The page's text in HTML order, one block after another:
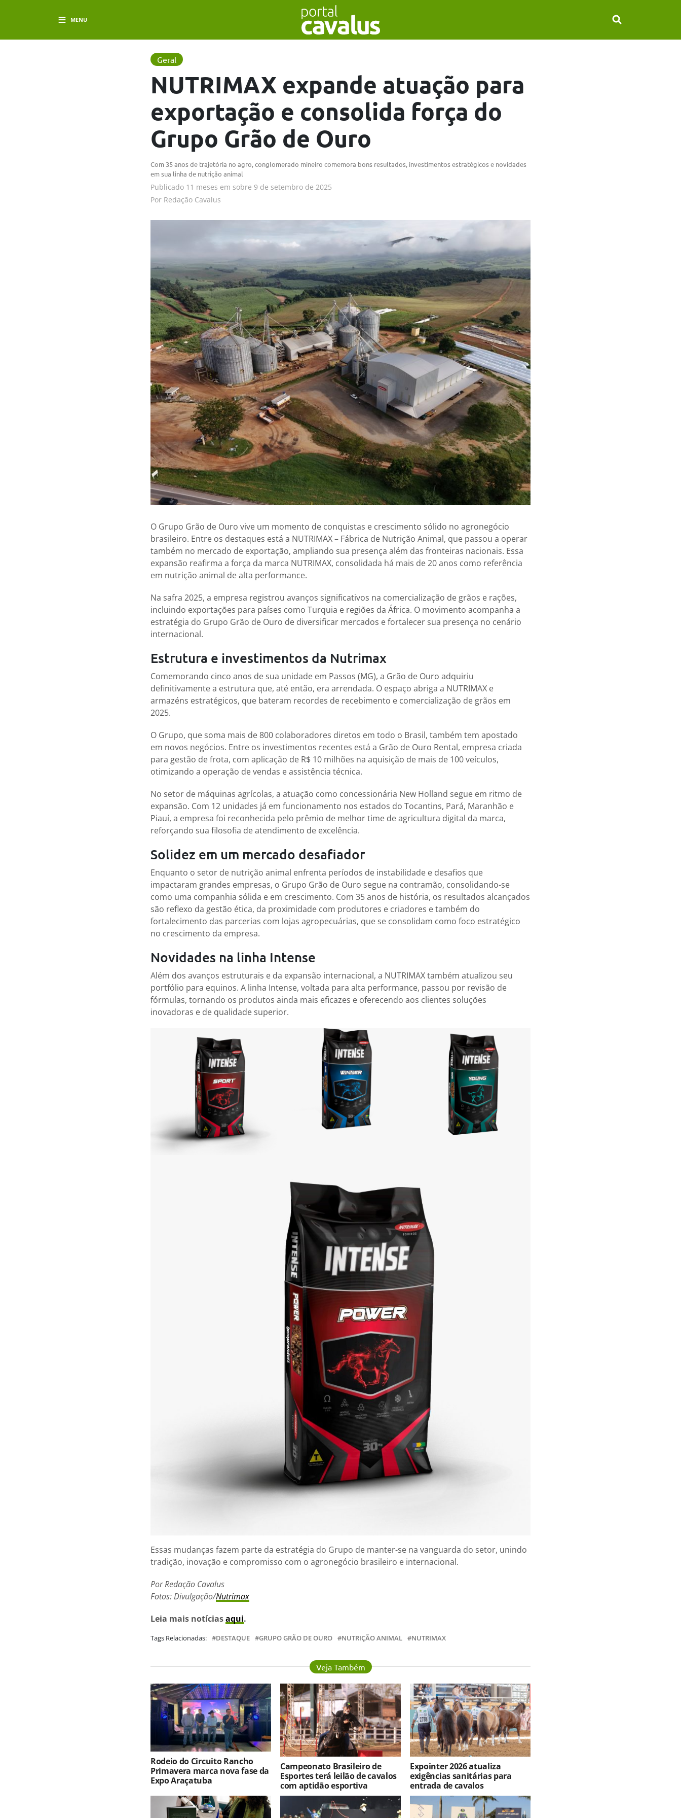
MENU
Geral
NUTRIMAX expande atuação para
exportação e consolida força do
Grupo Grão de Ouro
Com 35 anos de trajetória no agro, conglomerado mineiro comemora bons resultados, investimentos estratégicos e novidades
em sua linha de nutrição animal
Publicado 11 meses em sobre 9 de setembro de 2025
Por Redação Cavalus
O Grupo Grão de Ouro vive um momento de conquistas e crescimento sólido no agronegócio
brasileiro. Entre os destaques está a NUTRIMAX – Fábrica de Nutrição Animal, que passou a operar
também no mercado de exportação, ampliando sua presença além das fronteiras nacionais. Essa
expansão reafirma a força da marca NUTRIMAX, consolidada há mais de 20 anos como referência
em nutrição animal de alta performance.
Na safra 2025, a empresa registrou avanços significativos na comercialização de grãos e rações,
incluindo exportações para países como Turquia e regiões da África. O movimento acompanha a
estratégia do Grupo Grão de Ouro de diversificar mercados e fortalecer sua presença no cenário
internacional.
Estrutura e investimentos da Nutrimax
Comemorando cinco anos de sua unidade em Passos (MG), a Grão de Ouro adquiriu
definitivamente a estrutura que, até então, era arrendada. O espaço abriga a NUTRIMAX e
armazéns estratégicos, que bateram recordes de recebimento e comercialização de grãos em
2025.
O Grupo, que soma mais de 800 colaboradores diretos em todo o Brasil, também tem apostado
em novos negócios. Entre os investimentos recentes está a Grão de Ouro Rental, empresa criada
para gestão de frota, com aplicação de R$ 10 milhões na aquisição de mais de 100 veículos,
otimizando a operação de vendas e assistência técnica.
No setor de máquinas agrícolas, a atuação como concessionária New Holland segue em ritmo de
expansão. Com 12 unidades já em funcionamento nos estados do Tocantins, Pará, Maranhão e
Piauí, a empresa foi reconhecida pelo prêmio de melhor time de agricultura digital da marca,
reforçando sua filosofia de atendimento de excelência.
Solidez em um mercado desafiador
Enquanto o setor de nutrição animal enfrenta períodos de instabilidade e desafios que
impactaram grandes empresas, o Grupo Grão de Ouro segue na contramão, consolidando-se
como uma companhia sólida e em crescimento. Com 35 anos de história, os resultados alcançados
são reflexo da gestão ética, da proximidade com produtores e criadores e também do
fortalecimento das parcerias com lojas agropecuárias, que se consolidam como foco estratégico
no crescimento da empresa.
Novidades na linha Intense
Além dos avanços estruturais e da expansão internacional, a NUTRIMAX também atualizou seu
portfólio para equinos. A linha Intense, voltada para alta performance, passou por revisão de
fórmulas, tornando os produtos ainda mais eficazes e oferecendo aos clientes soluções
inovadoras e de qualidade superior.
Essas mudanças fazem parte da estratégia do Grupo de manter-se na vanguarda do setor, unindo
tradição, inovação e compromisso com o agronegócio brasileiro e internacional.
Por Redação Cavalus
Fotos: Divulgação/Nutrimax
Leia mais notíciasaqui.
Tags Relacionadas: DESTAQUE GRUPO GRÃO DE OURO NUTRIÇÃO ANIMAL NUTRIMAX
Veja Também
Rodeio do Circuito Rancho
Primavera marca nova fase da
Expo Araçatuba
Campeonato Brasileiro de
Esportes terá leilão de cavalos
com aptidão esportiva
Expointer 2026 atualiza
exigências sanitárias para
entrada de cavalos